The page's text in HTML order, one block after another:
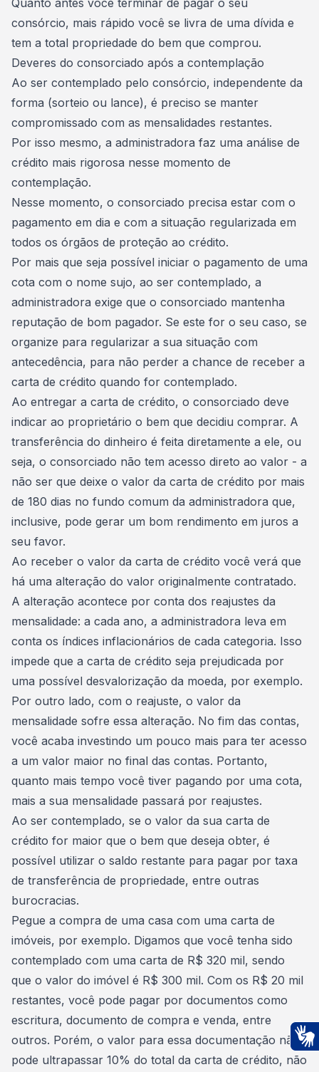
Quanto antes você terminar de pagar o seu
consórcio, mais rápido você se livra de uma dívida e
tem a total propriedade do bem que comprou.
Deveres do consorciado após a contemplação
Ao ser contemplado pelo consórcio, independente da
forma (sorteio ou lance), é preciso se manter
compromissado com as mensalidades restantes.
Por isso mesmo, a administradora faz uma análise de
crédito mais rigorosa nesse momento de
contemplação.
Nesse momento, o consorciado precisa estar com o
pagamento em dia e com a situação regularizada em
todos os órgãos de proteção ao crédito.
Por mais que seja possível iniciar o pagamento de uma
cota com o nome sujo, ao ser contemplado, a
administradora exige que o consorciado mantenha
reputação de bom pagador. Se este for o seu caso, se
organize para regularizar a sua situação com
antecedência, para não perder a chance de receber a
carta de crédito quando for contemplado.
Ao entregar a carta de crédito, o consorciado deve
indicar ao proprietário o bem que decidiu comprar. A
transferência do dinheiro é feita diretamente a ele, ou
seja, o consorciado não tem acesso direto ao valor - a
não ser que deixe o valor da carta de crédito por mais
de 180 dias no fundo comum da administradora que,
inclusive, pode gerar um bom rendimento em juros a
seu favor.
Ao receber o valor da carta de crédito você verá que
há uma alteração do valor originalmente contratado.
A alteração acontece por conta dos reajustes da
mensalidade: a cada ano, a administradora leva em
conta os índices inflacionários de cada categoria. Isso
impede que a carta de crédito seja prejudicada por
uma possível desvalorização da moeda, por exemplo.
Por outro lado, com o reajuste, o valor da
mensalidade sofre essa alteração. No fim das contas,
você acaba investindo um pouco mais para ter acesso
a um valor maior no final das contas. Portanto,
quanto mais tempo você tiver pagando por uma cota,
mais a sua mensalidade passará por reajustes.
Ao ser contemplado, se o valor da sua carta de
crédito for maior que o bem que deseja obter, é
possível utilizar o saldo restante para pagar por taxa
de transferência de propriedade, entre outras
burocracias.
Pegue a compra de uma casa com uma carta de
imóveis, por exemplo. Digamos que você tenha sido
contemplado com uma carta de R$ 320 mil, sendo
que o valor do imóvel é R$ 300 mil. Com os R$ 20 mil
restantes, você pode pagar por documentos como
escritura, documento de compra e venda, entre
outros. Porém, o valor para essa documentação não
pode ultrapassar 10% do total da carta de crédito, não